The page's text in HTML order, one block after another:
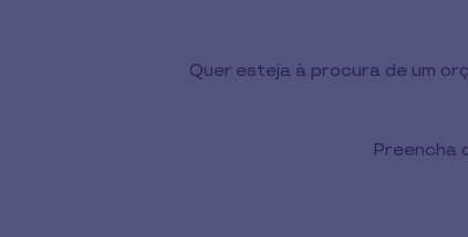
Quer esteja à procura de um
Preencha